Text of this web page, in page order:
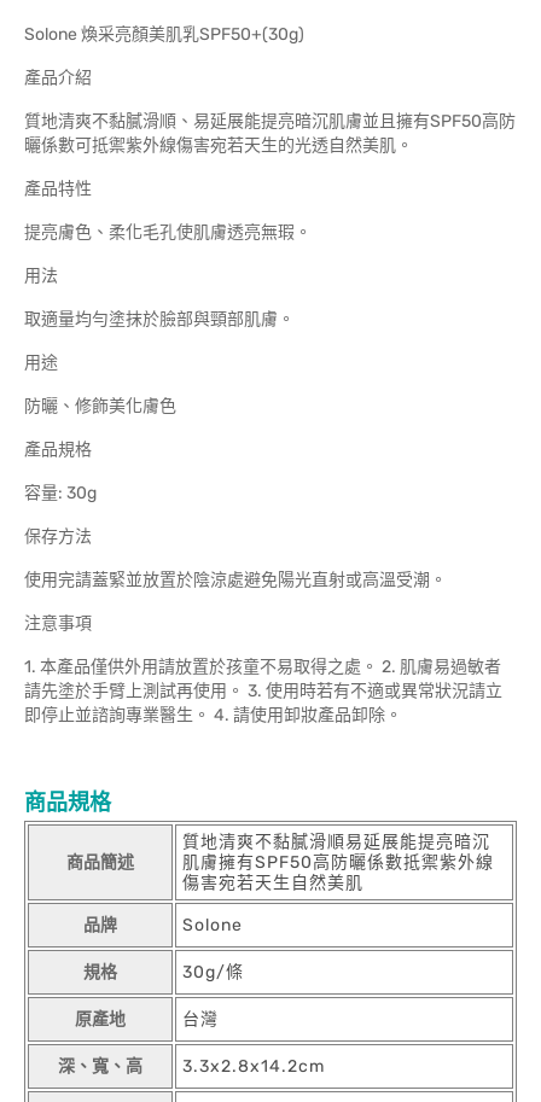
Solone 煥采亮顏美肌乳SPF50+(30g)
產品介紹
質地清爽不黏膩滑順、易延展能提亮暗沉肌膚並且擁有SPF50高防
曬係數可抵禦紫外線傷害宛若天生的光透自然美肌。
產品特性
提亮膚色、柔化毛孔使肌膚透亮無瑕。
用法
取適量均勻塗抹於臉部與頸部肌膚。
用途
防曬、修飾美化膚色
產品規格
容量: 30g
保存方法
使用完請蓋緊並放置於陰涼處避免陽光直射或高溫受潮。
注意事項
1. 本產品僅供外用請放置於孩童不易取得之處。 2. 肌膚易過敏者
請先塗於手臂上測試再使用。 3. 使用時若有不適或異常狀況請立
即停止並諮詢專業醫生。 4. 請使用卸妝產品卸除。
商品規格
商品簡述
質地清爽不黏膩滑順易延展能提亮暗沉
肌膚擁有SPF50高防曬係數抵禦紫外線
傷害宛若天生自然美肌
品牌 Solone
規格 30g/條
原產地 台灣
深、寬、高 3.3x2.8x14.2cm